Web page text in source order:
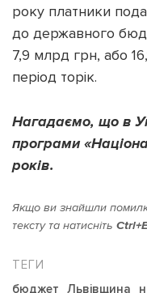
року платники
до державного
7,9 млрд грн, або
період торік.
Нагадаємо, що в
програми
років.
Якщо ви знайшли
тексту та натисніть
бюджет Львівщина